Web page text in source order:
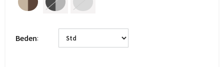
Beden: